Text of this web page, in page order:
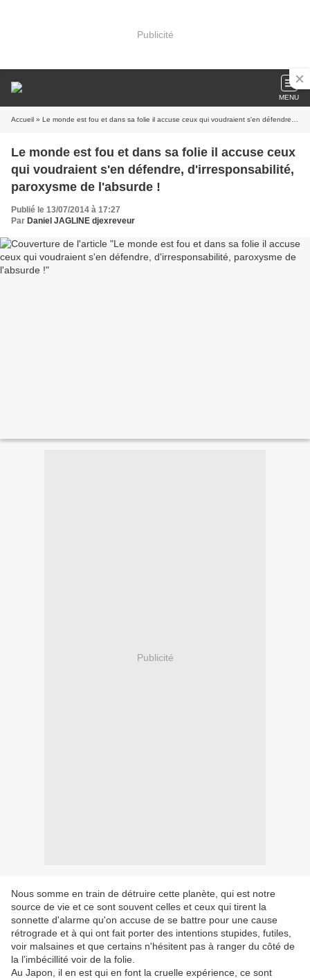
Publicité
MENU
Accueil » Le monde est fou et dans sa folie il accuse ceux qui voudraient s'en défendre, d'irresponsabilité, paroxysme de l'absurde !
Le monde est fou et dans sa folie il accuse ceux
qui voudraient s'en défendre, d'irresponsabilité,
paroxysme de l'absurde !
Publié le 13/07/2014 à 17:27
Par Daniel JAGLINE djexreveur
Publicité
Nous somme en train de détruire cette planète, qui est notre
source de vie et ce sont souvent celles et ceux qui tirent la
sonnette d'alarme qu'on accuse de se battre pour une cause
rétrograde et à qui ont fait porter des intentions stupides, futiles,
voir malsaines et que certains n'hésitent pas à ranger du côté de
la l’imbécillité voir de la folie.
Au Japon, il en est qui en font la cruelle expérience, ce sont